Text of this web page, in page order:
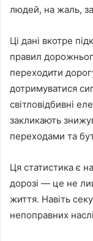
людей, на жаль,
Ці дані вкотре
правил
переходити
дотримуватися
світловідбивні
закликають
переходами та
Ця статистика є
дорозі — це не
життя. Навіть
непоправних